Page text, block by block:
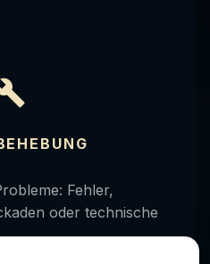
Fehler,
oder technische